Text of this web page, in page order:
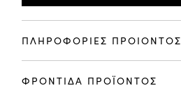
ΠΛΗΡΟΦΟΡΙΕΣ ΠΡΟΙΟΝΤΟΣ
ΦΡΟΝΤΙΔΑ ΠΡΟΪΟΝΤΟΣ